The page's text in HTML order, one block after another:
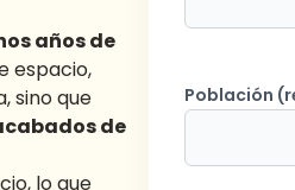
años de
espacio,
sino que
de
lo que
Población